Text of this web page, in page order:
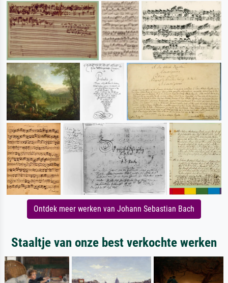
Ontdek meer werken van Johann Sebastian Bach
Staaltje van onze best verkochte werken